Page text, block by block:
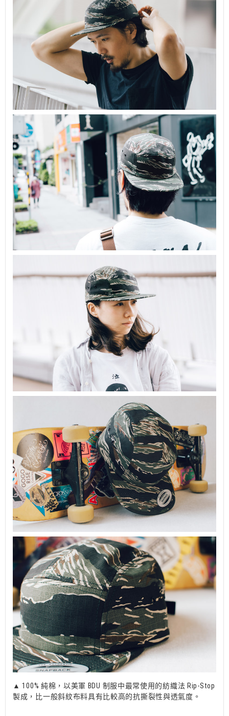
▲ 100% 純棉，以美軍 BDU 制服中最常使用的紡織法 Rip-Stop
製成，比一般斜紋布料具有比較高的抗撕裂性與透氣度。